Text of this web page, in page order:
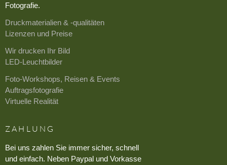
Fotografie.
Druckmaterialien & -qualitäten
Lizenzen und Preise
Wir drucken Ihr Bild
LED-Leuchtbilder
Foto-Workshops, Reisen & Events
Auftragsfotografie
Virtuelle Realität
ZAHLUNG
Bei uns zahlen Sie immer sicher, schnell
und einfach. Neben Paypal und Vorkasse